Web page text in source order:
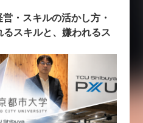
・スキルの活かし方・
スキルと、嫌われるス